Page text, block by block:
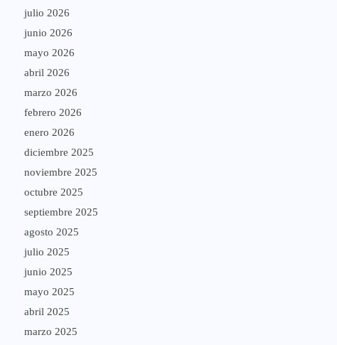
julio 2026
junio 2026
mayo 2026
abril 2026
marzo 2026
febrero 2026
enero 2026
diciembre 2025
noviembre 2025
octubre 2025
septiembre 2025
agosto 2025
julio 2025
junio 2025
mayo 2025
abril 2025
marzo 2025